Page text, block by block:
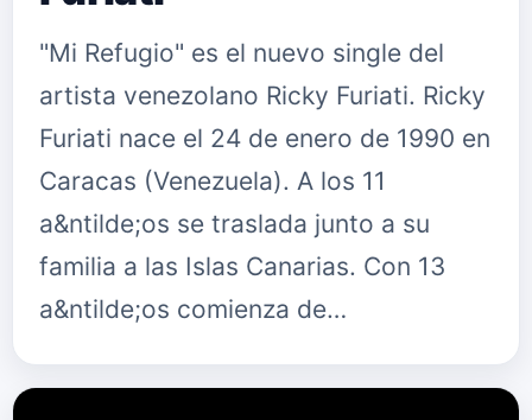
"Mi Refugio" es el nuevo single del
artista venezolano Ricky Furiati. Ricky
Furiati nace el 24 de enero de 1990 en
Caracas (Venezuela). A los 11
a&ntilde;os se traslada junto a su
familia a las Islas Canarias. Con 13
a&ntilde;os comienza de…